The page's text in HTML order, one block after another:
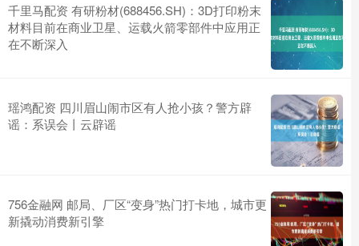
千里马配资 有研粉材(688456.SH)：3D打印粉末
材料目前在商业卫星、运载火箭零部件中应用正
在不断深入
瑶鸿配资 四川眉山闹市区有人抢小孩？警方辟
谣：系误会丨云辟谣
756金融网 邮局、厂区“变身”热门打卡地，城市更
新撬动消费新引擎